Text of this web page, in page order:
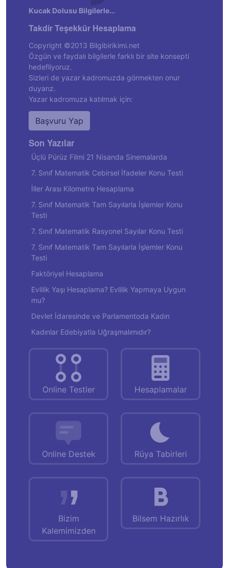
Kucak Dolusu Bilgilerle…
Takdir Teşekkür Hesaplama
Copyright ©2013 Bilgibirikimi.net
Özgün ve faydalı bilgilerle farklı bir site konsepti
hedefliyoruz.
Sizleri de yazar kadromuzda görmekten onur
duyarız.
Yazar kadromuza katılmak için:
Başvuru Yap
Son Yazılar
Üçlü Pürüz Filmi 21 Nisanda Sinemalarda
7. Sınıf Matematik Cebirsel İfadeler Konu Testi
İller Arası Kilometre Hesaplama
7. Sınıf Matematik Tam Sayılarla İşlemler Konu
Testi
7. Sınıf Matematik Rasyonel Sayılar Konu Testi
7. Sınıf Matematik Tam Sayılarla İşlemler Konu
Testi
Faktöriyel Hesaplama
Evlilik Yaşı Hesaplama? Evlilik Yapmaya Uygun
mu?
Devlet İdaresinde ve Parlamentoda Kadın
Kadınlar Edebiyatla Uğraşmalımıdır?
Online Testler Hesaplamalar
Online Destek Rüya Tabirleri
Bizim
Kalemimizden
Bilsem Hazırlık